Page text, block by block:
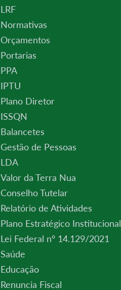
LRF
Normativas
Orçamentos
Portarias
PPA
IPTU
Plano Diretor
ISSQN
Balancetes
Gestão de Pessoas
LDA
Valor da Terra Nua
Conselho Tutelar
Relatório de Atividades
Plano Estratégico Institucional
Lei Federal nº 14.129/2021
Saúde
Educação
Renuncia Fiscal